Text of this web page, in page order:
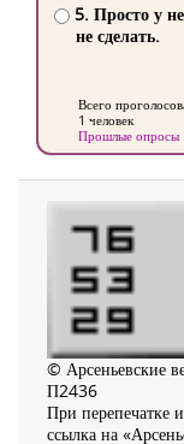
5. Просто у
не сделать.
Всего
1 человек
Прошлые опросы
© Арсеньевские
П2436
При перепечатке
ссылка на